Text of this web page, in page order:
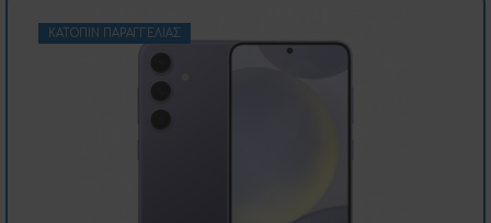
ΚΑΤΌΠΙΝ ΠΑΡΑΓΓΕΛΊΑΣ